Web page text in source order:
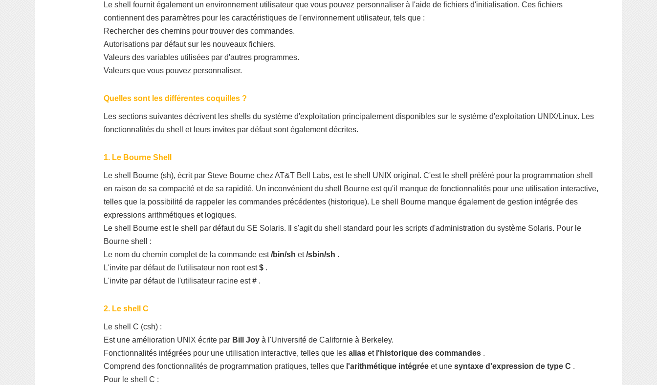
Le shell fournit également un environnement utilisateur que vous pouvez personnaliser à l'aide de fichiers d'initialisation. Ces fichiers
contiennent des paramètres pour les caractéristiques de l'environnement utilisateur, tels que :
Rechercher des chemins pour trouver des commandes.
Autorisations par défaut sur les nouveaux fichiers.
Valeurs des variables utilisées par d'autres programmes.
Valeurs que vous pouvez personnaliser.
Quelles sont les différentes coquilles ?
Les sections suivantes décrivent les shells du système d'exploitation principalement disponibles sur le système d'exploitation UNIX/Linux. Les
fonctionnalités du shell et leurs invites par défaut sont également décrites.
1. Le Bourne Shell
Le shell Bourne (sh), écrit par Steve Bourne chez AT&T Bell Labs, est le shell UNIX original. C'est le shell préféré pour la programmation shell
en raison de sa compacité et de sa rapidité. Un inconvénient du shell Bourne est qu'il manque de fonctionnalités pour une utilisation interactive,
telles que la possibilité de rappeler les commandes précédentes (historique). Le shell Bourne manque également de gestion intégrée des
expressions arithmétiques et logiques.
Le shell Bourne est le shell par défaut du SE Solaris. Il s'agit du shell standard pour les scripts d'administration du système Solaris. Pour le
Bourne shell :
Le nom du chemin complet de la commande est/bin/sh et/sbin/sh .
L'invite par défaut de l'utilisateur non root est$ .
L'invite par défaut de l'utilisateur racine est# .
2. Le shell C
Le shell C (csh) :
Est une amélioration UNIX écrite par Bill Joy à l'Université de Californie à Berkeley.
Fonctionnalités intégrées pour une utilisation interactive, telles que les alias et l'historique des commandes .
Comprend des fonctionnalités de programmation pratiques, telles que l'arithmétique intégrée et une syntaxe d'expression de type C .
Pour le shell C :